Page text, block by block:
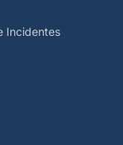
Incidentes